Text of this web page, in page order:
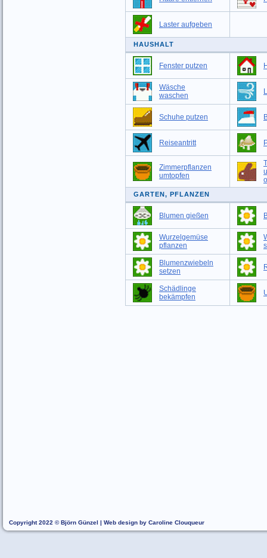
Laster aufgeben
HAUSHALT
Fenster putzen
Wäsche
waschen
Schuhe putzen
Reiseantritt
Zimmerpflanzen
umtopfen
GARTEN, PFLANZEN
Blumen gießen
Wurzelgemüse
pflanzen
Blumenzwiebeln
setzen
Schädlinge
bekämpfen
Copyright 2022 © Björn Günzel | Web design by Caroline Clouqueur